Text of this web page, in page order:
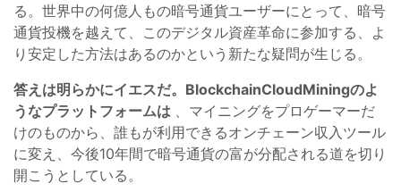
る。世界中の何億人もの暗号通貨ユーザーにとって、暗号
通貨投機を越えて、このデジタル資産革命に参加する、よ
り安定した方法はあるのかという新たな疑問が生じる。
答えは明らかにイエスだ。BlockchainCloudMiningのよ
うなプラットフォームは 、マイニングをプロゲーマーだ
けのものから、誰もが利用できるオンチェーン収入ツール
に変え、今後10年間で暗号通貨の富が分配される道を切り
開こうとしている。